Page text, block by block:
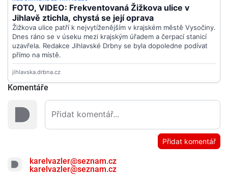
Komentáře
Přidat komentář
karelvazler@seznam.cz
karelvazler@seznam.cz